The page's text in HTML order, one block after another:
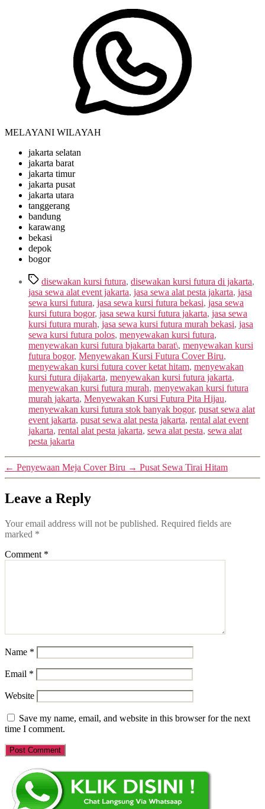
MELAYANI WILAYAH
jakarta selatan
jakarta barat
jakarta timur
jakarta pusat
jakarta utara
tanggerang
bandung
karawang
bekasi
depok
bogor
Tagsdisewakan kursi futura, disewakan kursi futura di jakarta,
jasa sewa alat event jakarta, jasa sewa alat pesta jakarta, jasa
sewa kursi futura, jasa sewa kursi futura bekasi, jasa sewa
kursi futura bogor, jasa sewa kursi futura jakarta, jasa sewa
kursi futura murah, jasa sewa kursi futura murah bekasi, jasa
sewa kursi futura polos, menyewakan kursi futura,
menyewakan kursi futura bjakarta barat\, menyewakan kursi
futura bogor, Menyewakan Kursi Futura Cover Biru,
menyewakan kursi futura cover ketat hitam, menyewakan
kursi futura dijakarta, menyewakan kursi futura jakarta,
menyewakan kursi futura murah, menyewakan kursi futura
murah jakarta, Menyewakan Kursi Futura Pita Hijau,
menyewakan kursi futura stok banyak bogor, pusat sewa alat
event jakarta, pusat sewa alat pesta jakarta, rental alat event
jakarta, rental alat pesta jakarta, sewa alat pesta, sewa alat
pesta jakarta
← Penyewaan Meja Cover Biru → Pusat Sewa Tirai Hitam
Leave a Reply
Your email address will not be published. Required fields are
marked *
Comment *
Name *
Email *
Website
Save my name, email, and website in this browser for the next
time I comment.